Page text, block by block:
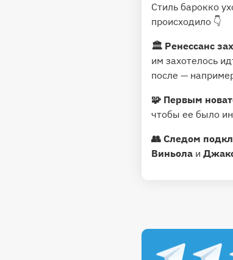
Стиль барокко
происходило 👇
🏛 Ренессанс
им захотелось
после —
🧩 Первым
чтобы ее было
👥 Следом
Виньола и